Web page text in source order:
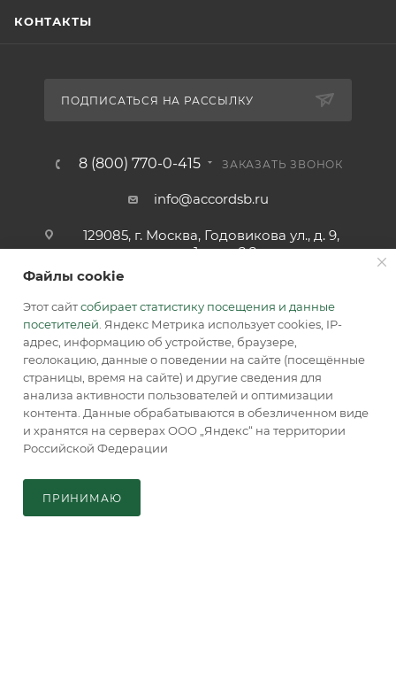
КОНТАКТЫ
ПОДПИСАТЬСЯ НА РАССЫЛКУ
8 (800) 770-0-415 ЗАКАЗАТЬ ЗВОНОК
info@accordsb.ru
129085, г. Москва, Годовикова ул., д. 9,
стр. 1, пом. 2.2
Адрес для почтовой корреспонденции:
129085, г. Москва, а/я. 64
2026 © Обращаем Ваше внимание на то, что вся
информация, размещенная на сайте, носит
информационный характер и не является публичной
офертой, определяемой положениями Статьи 437 (2) ГК РФ.
Файлы cookie
Этот сайтсобирает статистику посещения и данные
посетителей . Яндекс Метрика использует cookies, IP-
адрес, информацию об устройстве, браузере,
геолокацию, данные о поведении на сайте (посещённые
страницы, время на сайте) и другие сведения для
анализа активности пользователей и оптимизации
контента. Данные обрабатываются в обезличенном виде
и хранятся на серверах ООО „Яндекс“ на территории
Российской Федерации
ПРИНИМАЮ
Главная
Кабинет